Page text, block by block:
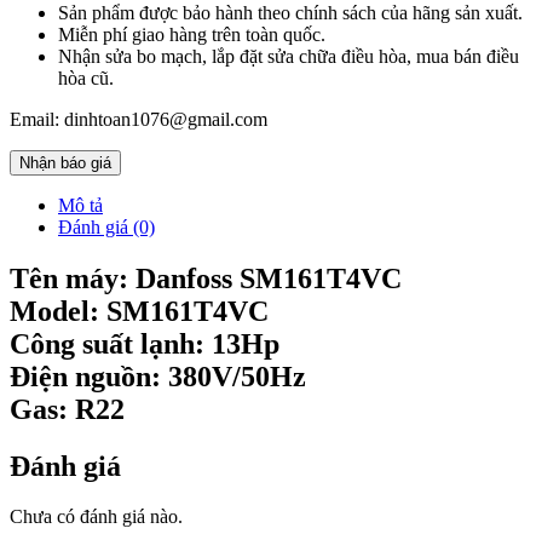
Sản phẩm được bảo hành theo chính sách của hãng sản xuất.
Miễn phí giao hàng trên toàn quốc.
Nhận sửa bo mạch, lắp đặt sửa chữa điều hòa, mua bán điều
hòa cũ.
Email: dinhtoan1076@gmail.com
Nhận báo giá
Mô tả
Đánh giá (0)
Tên máy: Danfoss SM161T4VC
Model: SM161T4VC
Công suất lạnh: 13Hp
Điện nguồn: 380V/50Hz
Gas: R22
Đánh giá
Chưa có đánh giá nào.